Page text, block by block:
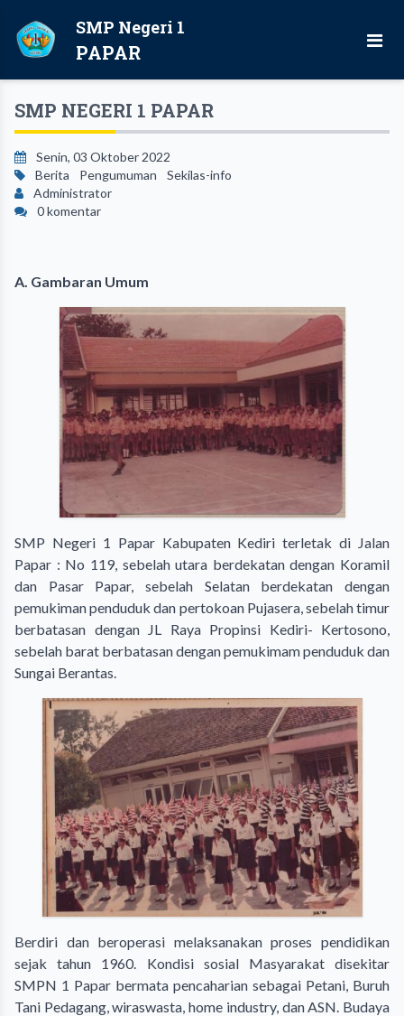
SMP Negeri 1
PAPAR
SMP NEGERI 1 PAPAR
Senin, 03 Oktober 2022
Berita
Pengumuman
Sekilas-info
Administrator
0 komentar
A. Gambaran Umum
SMP Negeri 1 Papar Kabupaten Kediri terletak di Jalan
Papar : No 119, sebelah utara berdekatan dengan Koramil
dan Pasar Papar, sebelah Selatan berdekatan dengan
pemukiman penduduk dan pertokoan Pujasera, sebelah timur
berbatasan dengan JL Raya Propinsi Kediri- Kertosono,
sebelah barat berbatasan dengan pemukimam penduduk dan
Sungai Berantas.
Berdiri dan beroperasi melaksanakan proses pendidikan
sejak tahun 1960. Kondisi sosial Masyarakat disekitar
SMPN 1 Papar bermata pencaharian sebagai Petani, Buruh
Tani Pedagang, wiraswasta, home industry, dan ASN. Budaya